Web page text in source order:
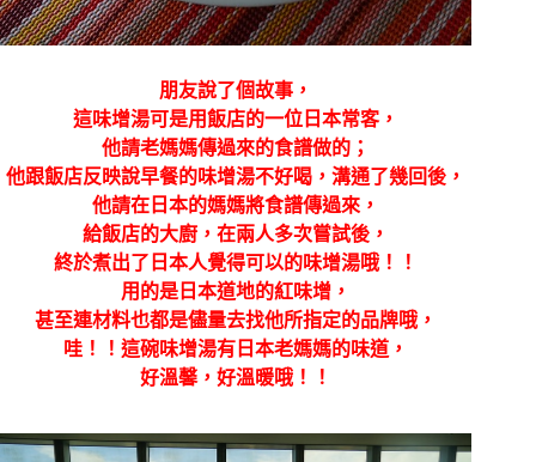
朋友說了個故事，
這味增湯可是用飯店的一位日本常客，
他請老媽媽傳過來的食譜做的；
他跟飯店反映說早餐的味增湯不好喝，溝通了幾回後，
他請在日本的媽媽將食譜傳過來，
給飯店的大廚，在兩人多次嘗試後，
終於煮出了日本人覺得可以的味增湯哦！！
用的是日本道地的紅味增，
甚至連材料也都是儘量去找他所指定的品牌哦，
哇！！這碗味增湯有日本老媽媽的味道，
好溫馨，好溫暖哦！！